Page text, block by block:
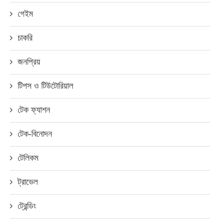
গেইম
চাকরি
জনপ্রিয়
টিপস ও টিউটোরিয়াল
টেক ফ্যাশন
টেক-বিনোদন
টেলিকম
ট্রাভেল
ট্রেন্ডিং